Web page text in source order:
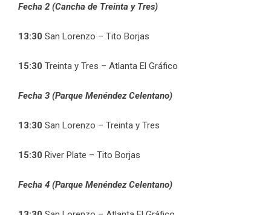
Fecha 2 (Cancha de Treinta y Tres)
13:30 San Lorenzo – Tito Borjas
15:30 Treinta y Tres – Atlanta El Gráfico
Fecha 3 (Parque Menéndez Celentano)
13:30 San Lorenzo – Treinta y Tres
15:30 River Plate – Tito Borjas
Fecha 4 (Parque Menéndez Celentano)